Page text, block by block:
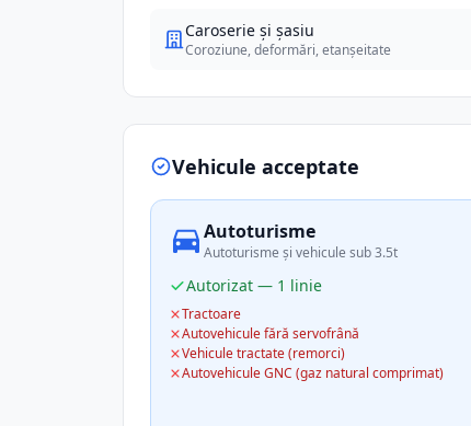
Caroserie și șasiu
Coroziune, deformări, etanșeitate
Vehicule acceptate
Autoturisme
Autoturisme și vehicule sub 3.5t
Autorizat — 1 linie
Tractoare
Autovehicule fără servofrână
Vehicule tractate (remorci)
Autovehicule GNC (gaz natural comprimat)